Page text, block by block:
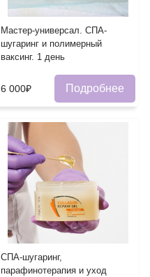
Мастер-универсал. СПА-
шугаринг и полимерный
ваксинг. 1 день
6 000₽ Подробнее
СПА-шугаринг,
парафинотерапия и уход